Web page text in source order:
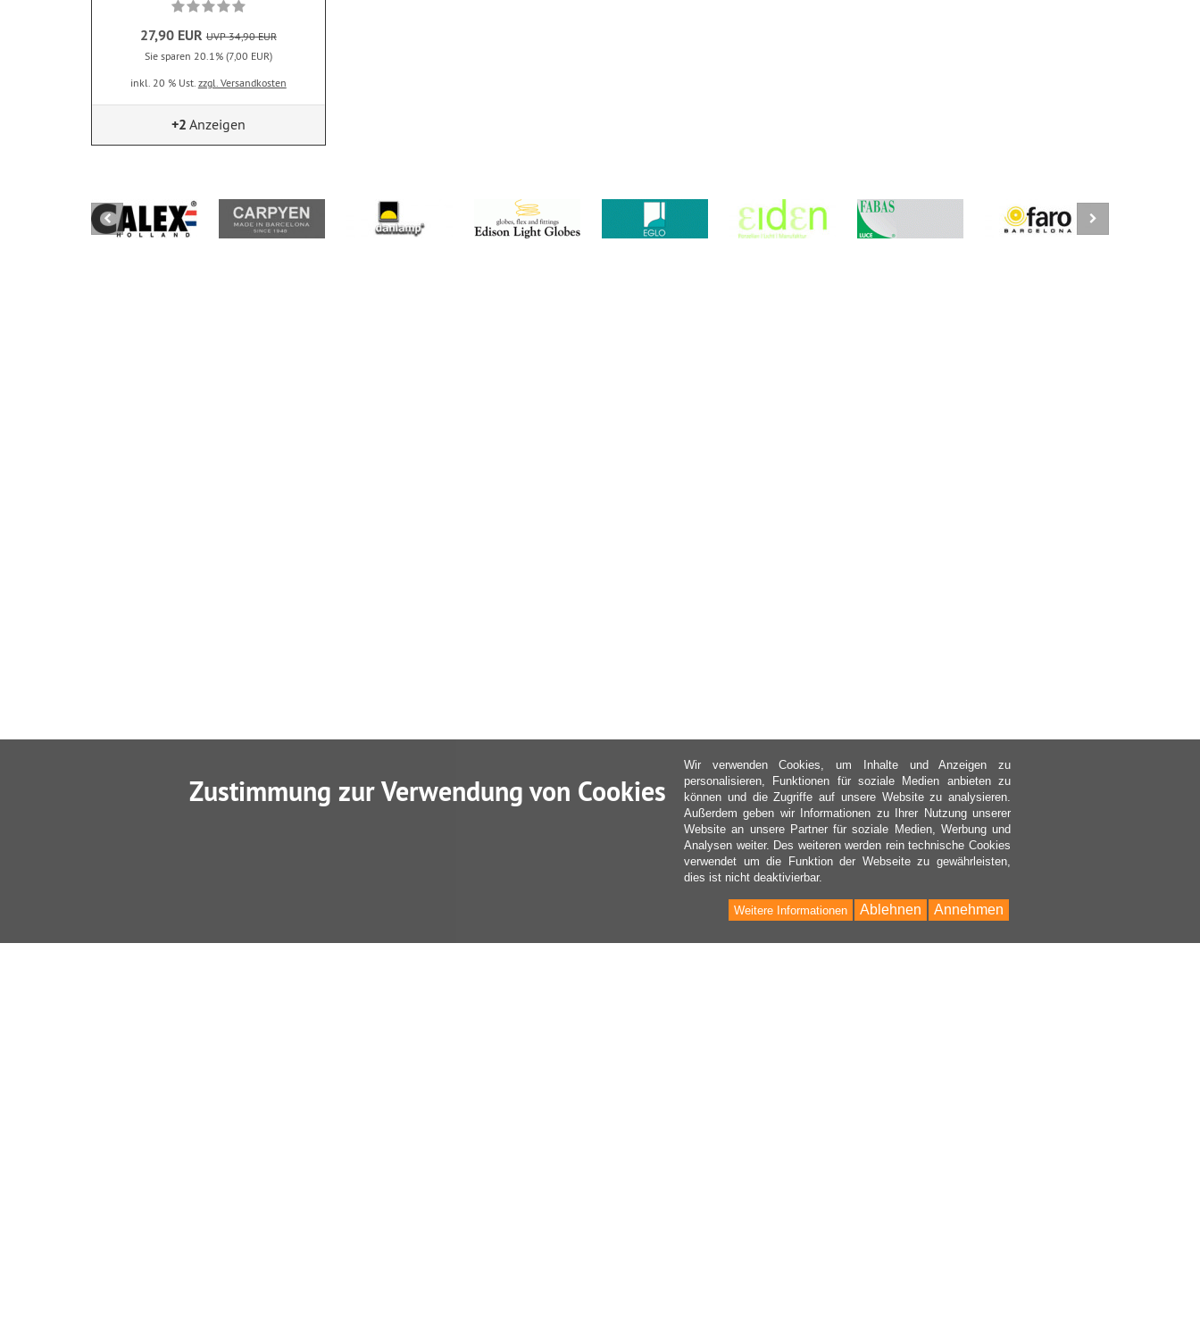
27,90 EUR UVP 34,90 EUR
Sie sparen 20.1% (7,00 EUR)
inkl. 20 % Ust. zzgl. Versandkosten
+2 Anzeigen
Zustimmung zur Verwendung von Cookies
Wir verwenden Cookies, um Inhalte und Anzeigen zu
personalisieren, Funktionen für soziale Medien anbieten zu
können und die Zugriffe auf unsere Website zu analysieren.
Außerdem geben wir Informationen zu Ihrer Nutzung unserer
Website an unsere Partner für soziale Medien, Werbung und
Analysen weiter. Des weiteren werden rein technische Cookies
verwendet um die Funktion der Webseite zu gewährleisten,
dies ist nicht deaktivierbar.
Annehmen
Ablehnen
Weitere Informationen